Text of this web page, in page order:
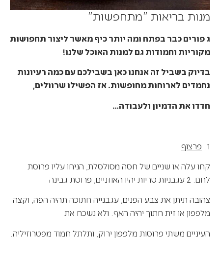
מנות בריאות "מתחפשות"
ג פורים כבר בפתח ומה יותר כיף מאשר ליצור תחפושות
מקוריות וחמודות גם למנות האוכל שלנו!
בדיוק בשביל זה אנחנו כאן בשבילכם עם כמה רעיונות
נחמדים לארוחות מחופשות. אז הפשילו שרוולים,
חדדו את הדמיון ולעבודה…
1. פרצוף
קחו עלה או שניים של חסה מסולסלת, הניחו עליו פרוסת
לחם. 2 עגבניות טריות יהיו האוזניים, פרוסת גבינה
צהובה תיתן את צבע הפנים, עגבנייה חתוכה תהיה הפה, וקצה
מלפפון או זית חתוך יהיה האף. ולא נשכח את
העיניים משתי פרוסות מלפפון ירוק, ותלתל חמוד מפטרוזיליה.